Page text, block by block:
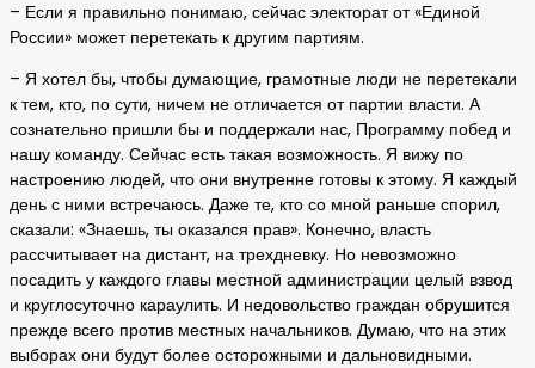
– Если я правильно понимаю, сейчас электорат от «Единой
России» может перетекать к другим партиям.
– Я хотел бы, чтобы думающие, грамотные люди не перетекали
к тем, кто, по сути, ничем не отличается от партии власти. А
сознательно пришли бы и поддержали нас, Программу побед и
нашу команду. Сейчас есть такая возможность. Я вижу по
настроению людей, что они внутренне готовы к этому. Я каждый
день с ними встречаюсь. Даже те, кто со мной раньше спорил,
сказали: «Знаешь, ты оказался прав». Конечно, власть
рассчитывает на дистант, на трехдневку. Но невозможно
посадить у каждого главы местной администрации целый взвод
и круглосуточно караулить. И недовольство граждан обрушится
прежде всего против местных начальников. Думаю, что на этих
выборах они будут более осторожными и дальновидными.